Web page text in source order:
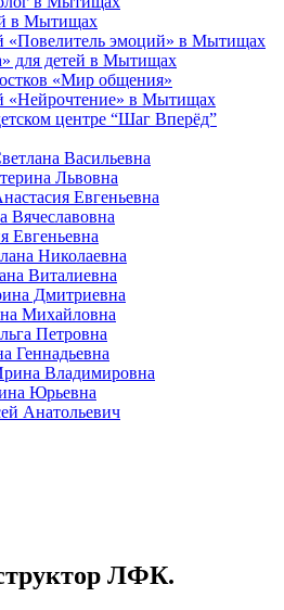
в Мытищах
«Повелитель эмоций» в Мытищах
для детей в Мытищах
«Мир общения»
«Нейрочтение» в Мытищах
центре “Шаг Вперёд”
Васильевна
Львовна
Евгеньевна
Вячеславовна
Евгеньевна
Николаевна
Виталиевна
Дмитриевна
Михайловна
Петровна
Геннадьевна
Владимировна
Юрьевна
Анатольевич
ЛФК.